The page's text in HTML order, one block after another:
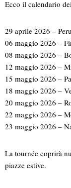
Ecco il calendario
29 aprile 2026 –
06 maggio 2026 –
08 maggio 2026 –
12 maggio 2026 –
15 maggio 2026 –
18 maggio 2026 –
20 maggio 2026 –
22 maggio 2026 –
23 maggio 2026 –
La tournée coprirà
piazze estive.